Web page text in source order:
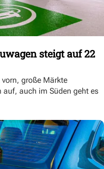
steigt auf 22
große Märkte
auch im Süden geht es